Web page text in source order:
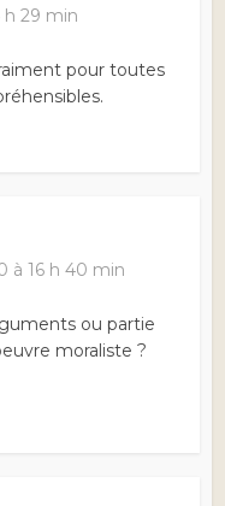
h 29 min
pour toutes
à 16 h 40 min
ou partie
moraliste ?